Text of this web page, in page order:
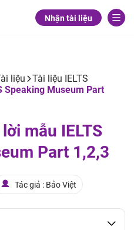
Nhận tài liệu
liệu
Tài liệu IELTS
Speaking Museum Part
mẫu IELTS
Part 1,2,3
Tác giả : Bảo Việt